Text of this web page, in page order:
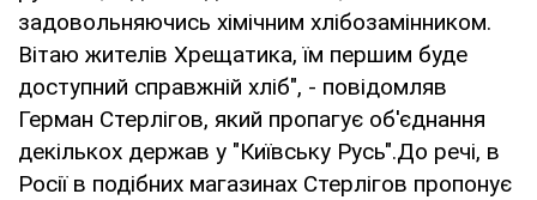
задовольняючись хімічним хлібозамінником.
Вітаю жителів Хрещатика, їм першим буде
доступний справжній хліб", - повідомляв
Герман Стерлігов, який пропагує об'єднання
декількох держав у "Київську Русь".До речі, в
Росії в подібних магазинах Стерлігов пропонує